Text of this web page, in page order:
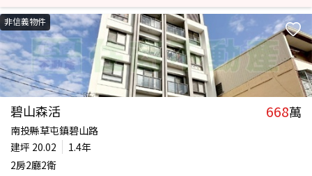
非信義物件
碧山森活 668萬
南投縣草屯鎮碧山路
建坪 20.02
1.4年
2房2廳2衛